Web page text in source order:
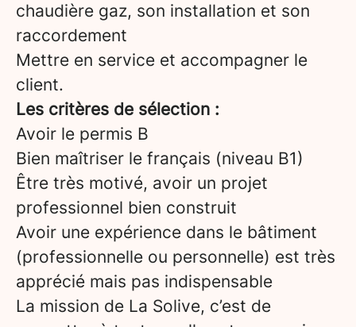
chaudière gaz, son installation et son
raccordement
Mettre en service et accompagner le
client.
Les critères de sélection :
Avoir le permis B
Bien maîtriser le français (niveau B1)
Être très motivé, avoir un projet
professionnel bien construit
Avoir une expérience dans le bâtiment
(professionnelle ou personnelle) est très
apprécié mais pas indispensable
La mission de La Solive, c’est de